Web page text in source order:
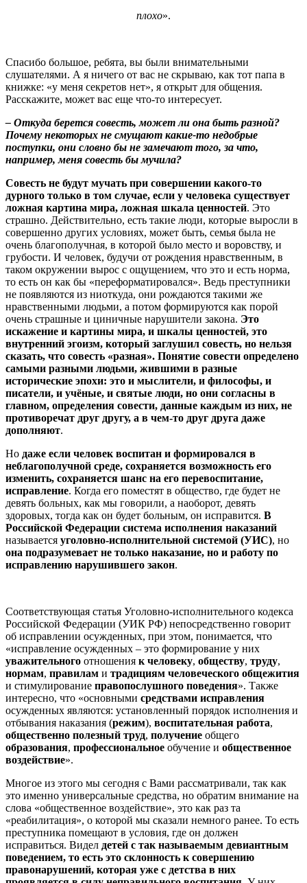
плохо».
Спасибо большое, ребята, вы были внимательными
слушателями. А я ничего от вас не скрываю, как тот папа в
книжке: «у меня секретов нет», я открыт для общения.
Расскажите, может вас еще что-то интересует.
– Откуда берется совесть, может ли она быть разной?
Почему некоторых не смущают какие-то недобрые
поступки, они словно бы не замечают того, за что,
например, меня совесть бы мучила?
Совесть не будут мучать при совершении какого-то
дурного только в том случае, если у человека существует
ложная картина мира, ложная шкала ценностей. Это
страшно. Действительно, есть такие люди, которые выросли в
совершенно других условиях, может быть, семья была не
очень благополучная, в которой было место и воровству, и
грубости. И человек, будучи от рождения нравственным, в
таком окружении вырос с ощущением, что это и есть норма,
то есть он как бы «переформатировался». Ведь преступники
не появляются из ниоткуда, они рождаются такими же
нравственными людьми, а потом формируются как порой
очень страшные и циничные нарушители закона. Это
искажение и картины мира, и шкалы ценностей, это
внутренний эгоизм, который заглушил совесть, но нельзя
сказать, что совесть «разная». Понятие совести определено
самыми разными людьми, жившими в разные
исторические эпохи: это и мыслители, и философы, и
писатели, и учёные, и святые люди, но они согласны в
главном, определения совести, данные каждым из них, не
противоречат друг другу, а в чем-то друг друга даже
дополняют.
Но даже если человек воспитан и формировался в
неблагополучной среде, сохраняется возможность его
изменить, сохраняется шанс на его перевоспитание,
исправление. Когда его поместят в общество, где будет не
девять больных, как мы говорили, а наоборот, девять
здоровых, тогда как он будет больным, он исправится. В
Российской Федерации система исполнения наказаний
называется уголовно-исполнительной системой (УИС), но
она подразумевает не только наказание, но и работу по
исправлению нарушившего закон.
Соответствующая статья Уголовно-исполнительного кодекса
Российской Федерации (УИК РФ) непосредственно говорит
об исправлении осужденных, при этом, понимается, что
«исправление осужденных – это формирование у них
уважительного отношения к человеку, обществу, труду,
нормам, правилам и традициям человеческого общежития
и стимулирование правопослушного поведения». Также
интересно, что «основными средствами исправления
осужденных являются: установленный порядок исполнения и
отбывания наказания (режим), воспитательная работа,
общественно полезный труд, получение общего
образования, профессиональное обучение и общественное
воздействие».
Многое из этого мы сегодня с Вами рассматривали, так как
это именно универсальные средства, но обратим внимание на
слова «общественное воздействие», это как раз та
«реабилитация», о которой мы сказали немного ранее. То есть
преступника помещают в условия, где он должен
исправиться. Видел детей с так называемым девиантным
поведением, то есть это склонность к совершению
правонарушений, которая уже с детства в них